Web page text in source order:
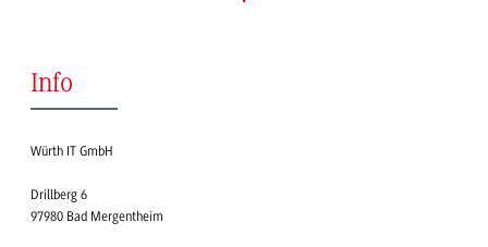
Info
Würth IT GmbH
Drillberg 6
97980 Bad Mergentheim